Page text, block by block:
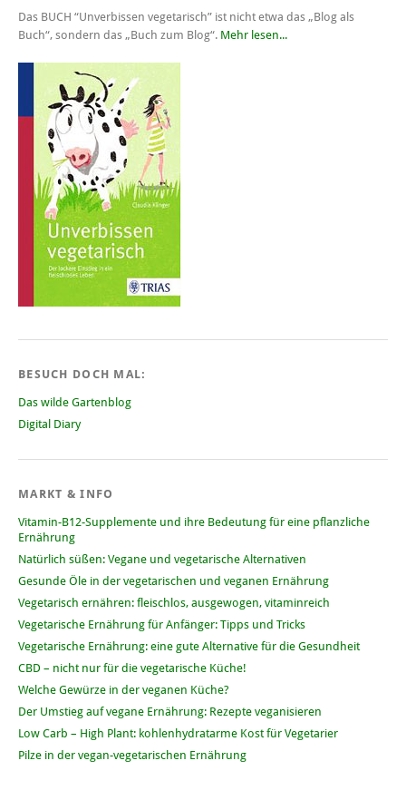
Das BUCH “Unverbissen vegetarisch” ist nicht etwa das „Blog als
Buch“, sondern das „Buch zum Blog“. Mehr lesen...
BESUCH DOCH MAL:
Das wilde Gartenblog
Digital Diary
MARKT & INFO
Vitamin-B12-Supplemente und ihre Bedeutung für eine pflanzliche
Ernährung
Natürlich süßen: Vegane und vegetarische Alternativen
Gesunde Öle in der vegetarischen und veganen Ernährung
Vegetarisch ernähren: fleischlos, ausgewogen, vitaminreich
Vegetarische Ernährung für Anfänger: Tipps und Tricks
Vegetarische Ernährung: eine gute Alternative für die Gesundheit
CBD – nicht nur für die vegetarische Küche!
Welche Gewürze in der veganen Küche?
Der Umstieg auf vegane Ernährung: Rezepte veganisieren
Low Carb – High Plant: kohlenhydratarme Kost für Vegetarier
Pilze in der vegan-vegetarischen Ernährung